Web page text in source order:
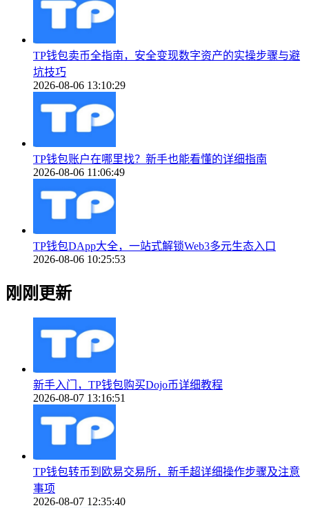
TP钱包卖币全指南，安全变现数字资产的实操步骤与避
坑技巧
2026-08-06 13:10:29
TP钱包账户在哪里找？新手也能看懂的详细指南
2026-08-06 11:06:49
TP钱包DApp大全，一站式解锁Web3多元生态入口
2026-08-06 10:25:53
刚刚更新
新手入门，TP钱包购买Dojo币详细教程
2026-08-07 13:16:51
TP钱包转币到欧易交易所，新手超详细操作步骤及注意
事项
2026-08-07 12:35:40